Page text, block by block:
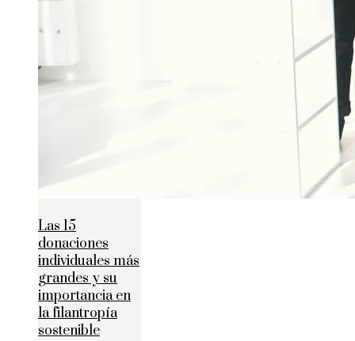
Las 15
donaciones
individuales más
grandes y su
importancia en
la filantropía
sostenible